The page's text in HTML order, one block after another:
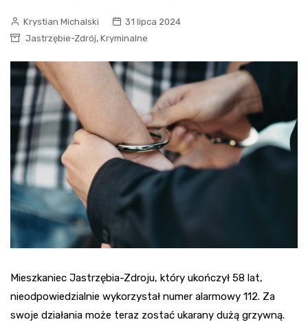
Krystian Michalski
31 lipca 2024
Jastrzębie-Zdrój, Kryminalne
Mieszkaniec Jastrzębia-Zdroju, który ukończył 58 lat,
nieodpowiedzialnie wykorzystał numer alarmowy 112. Za
swoje działania może teraz zostać ukarany dużą grzywną.